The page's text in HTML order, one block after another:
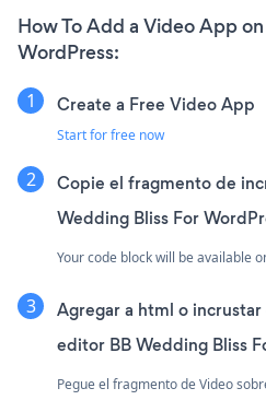
How To Add a Video App
WordPress:
Create a Free Video App
Start for free now
Copie el fragmento de
Wedding Bliss For
Your code block will be available
Agregar a html o
editor BB Wedding Bliss
Pegue el fragmento de Video